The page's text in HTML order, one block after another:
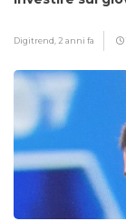
Digitrend, 2 anni fa